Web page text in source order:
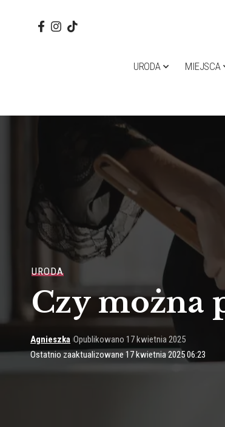
URODA MIEJSCA
URODA
Czy można
Ostatnio zaaktualizowane 17 kwietnia 2025 06:23
Agnieszka Opublikowano 17 kwietnia 2025